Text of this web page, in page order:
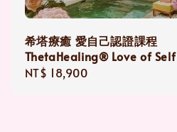
希塔療癒 愛自己認證課程
ThetaHealing® Love of Self
Regular
NT$ 18,900